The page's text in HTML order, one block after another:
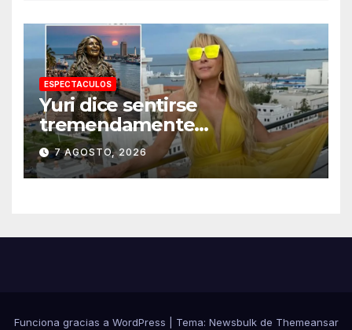
ESPECTACULOS
Yuri dice sentirse
tremendamente
emocionada sobre su estatua
que le harán en Veracruz
7 AGOSTO, 2026
Funciona gracias a WordPress Tema: Newsbulkde Themeansar